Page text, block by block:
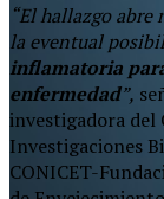
“El hallazgo
la eventual
inflamatoria
enfermedad”,
investigadora del
Investigaciones
CONICET-